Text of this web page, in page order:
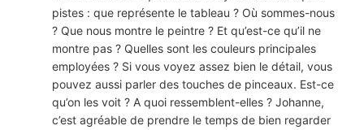
pistes : que représente le tableau ? Où sommes-nous
? Que nous montre le peintre ? Et qu’est-ce qu’il ne
montre pas ? Quelles sont les couleurs principales
employées ? Si vous voyez assez bien le détail, vous
pouvez aussi parler des touches de pinceaux. Est-ce
qu’on les voit ? A quoi ressemblent-elles ? Johanne,
c’est agréable de prendre le temps de bien regarder